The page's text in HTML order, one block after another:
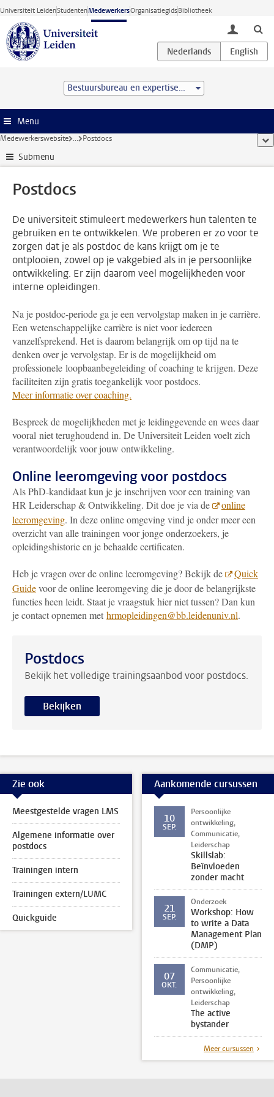
Ga direct naar de inhoud
Universiteit LeidenStudentenMedewerkersOrganisatiegidsBibliotheek
toggle
Bestuursbureau en expertisecentra
Menu
Medewerkerswebsite ... Postdocs
Submenu
Postdocs
De universiteit stimuleert medewerkers hun talenten te
gebruiken en te ontwikkelen. We proberen er zo voor te
zorgen dat je als postdoc de kans krijgt om je te
ontplooien, zowel op je vakgebied als in je persoonlijke
ontwikkeling. Er zijn daarom veel mogelijkheden voor
interne opleidingen.
Na je postdoc-periode ga je een vervolgstap maken in je carrière.
Een wetenschappelijke carrière is niet voor iedereen
vanzelfsprekend. Het is daarom belangrijk om op tijd na te
denken over je vervolgstap. Er is de mogelijkheid om
professionele loopbaanbegeleiding of coaching te krijgen. Deze
faciliteiten zijn gratis toegankelijk voor postdocs.
Meer informatie over coaching.
Bespreek de mogelijkheden met je leidinggevende en wees daar
vooral niet terughoudend in. De Universiteit Leiden voelt zich
verantwoordelijk voor jouw ontwikkeling.
Online leeromgeving voor postdocs
Als PhD-kandidaat kun je je inschrijven voor een training van
HR Leiderschap & Ontwikkeling. Dit doe je via de
online
leeromgeving. In deze online omgeving vind je onder meer een
overzicht van alle trainingen voor jonge onderzoekers, je
opleidingshistorie en je behaalde certificaten.
Heb je vragen over de online leeromgeving? Bekijk de
Quick
Guidevoor de online leeromgeving die je door de belangrijkste
functies heen leidt. Staat je vraagstuk hier niet tussen? Dan kun
je contact opnemen met hrmopleidingen@bb.leidenuniv.nl.
Postdocs
Bekijk het volledige trainingsaanbod voor postdocs.
Bekijken
Zie ook
Meestgestelde vragen LMS
Algemene informatie over
postdocs
Trainingen intern
Trainingen extern/LUMC
Quickguide
Aankomende cursussen
10
SEP.
Persoonlijke
ontwikkeling,
Communicatie,
Leiderschap
Skillslab:
Beïnvloeden
zonder macht
21
SEP.
Onderzoek
Workshop: How
to write a Data
Management Plan
(DMP)
07
OKT.
Communicatie,
Persoonlijke
ontwikkeling,
Leiderschap
The active
bystander
Meer cursussen